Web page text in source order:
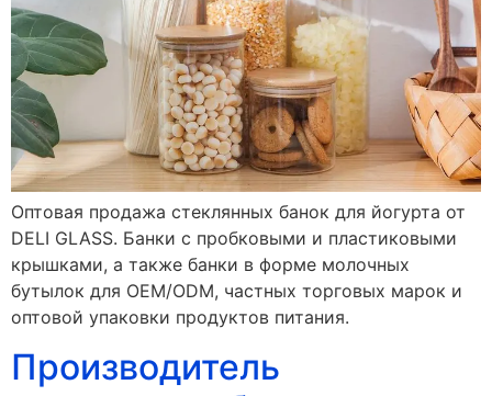
Оптовая продажа стеклянных банок для йогурта от
DELI GLASS. Банки с пробковыми и пластиковыми
крышками, а также банки в форме молочных
бутылок для OEM/ODM, частных торговых марок и
оптовой упаковки продуктов питания.
Производитель